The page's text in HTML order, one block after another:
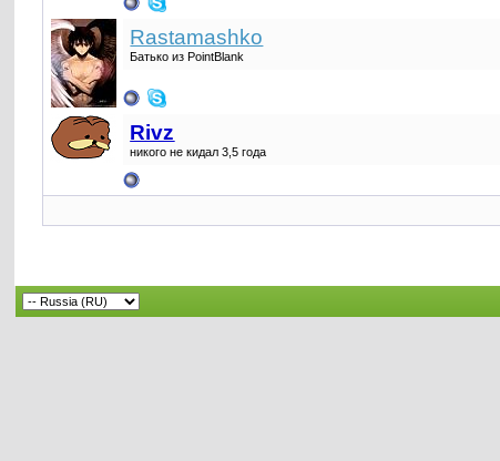
Rastamashko
Батько из PointBlank
Rivz
никого не кидал 3,5 года